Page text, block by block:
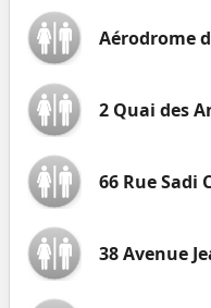
Aérodrome
2 Quai des
66 Rue Sadi
38 Avenue